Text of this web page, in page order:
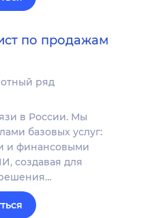
по продажам
ряд
в России. Мы
базовых услуг:
и финансовыми
создавая для